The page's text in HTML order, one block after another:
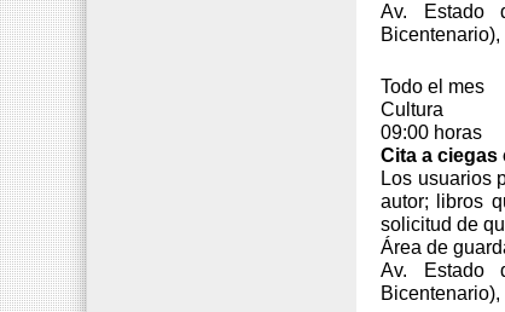
Av. Estado
Todo el mes
Cultura
09:00 horas
Cita a
Los usuarios
autor; libros
solicitud de
Área de
Av. Estado